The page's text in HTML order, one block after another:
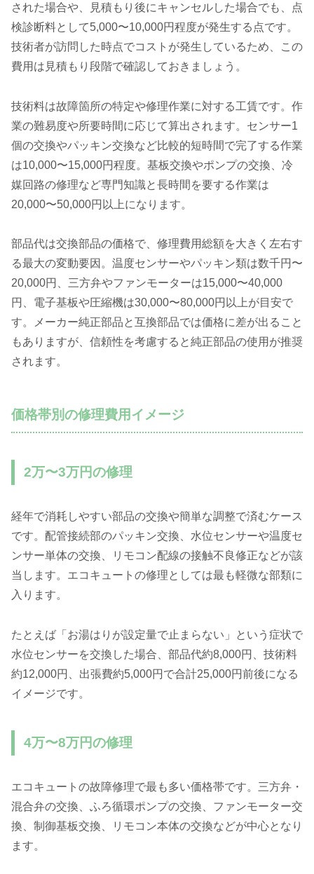
された場合や、見積もり後にキャンセルした場合でも、点
検診断料として5,000〜10,000円程度が発生する点です。
技術者が訪問した時点でコストが発生しているため、この
費用は見積もり段階で確認しておきましょう。
技術料は故障箇所の特定や修理作業に対する工賃です。作
業の難易度や所要時間に応じて算出されます。センサー1
個の交換やパッキン交換など比較的短時間で完了する作業
は10,000〜15,000円程度。基板交換やポンプの交換、冷
媒回路の修理など専門知識と長時間を要する作業は
20,000〜50,000円以上になります。
部品代は交換部品の価格で、修理費用総額を大きく左右す
る最大の変動要因。温度センサーやパッキン類は数千円〜
20,000円、三方弁やファンモーターは15,000〜40,000
円、電子基板や圧縮機は30,000〜80,000円以上が目安で
す。メーカー純正部品と互換部品では価格に差が出ること
もありますが、信頼性を考慮すると純正部品の使用が推奨
されます。
価格帯別の修理費用イメージ
2万〜3万円の修理
経年で消耗しやすい部品の交換や簡単な調整で済むケース
です。配管接続部のパッキン交換、水位センサーや温度セ
ンサー単体の交換、リモコン配線の接触不良修正などが該
当します。エコキュートの修理としては最も軽微な部類に
入ります。
たとえば「お湯はりが設定量で止まらない」という症状で
水位センサーを交換した場合、部品代約8,000円、技術料
約12,000円、出張費約5,000円で合計25,000円前後になる
イメージです。
4万〜8万円の修理
エコキュートの故障修理で最も多い価格帯です。三方弁・
混合弁の交換、ふろ循環ポンプの交換、ファンモーター交
換、制御基板交換、リモコン本体の交換などが中心となり
ます。